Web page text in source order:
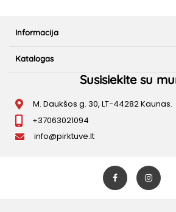
Informacija
Katalogas
Susisiekite su
M. Daukšos g. 30, LT-44282 Kaunas.
+37063021094
info@pirktuve.lt